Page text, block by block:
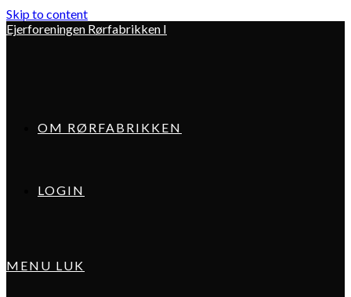
Skip to content
Ejerforeningen Rørfabrikken I
OM RØRFABRIKKEN
LOGIN
MENU LUK